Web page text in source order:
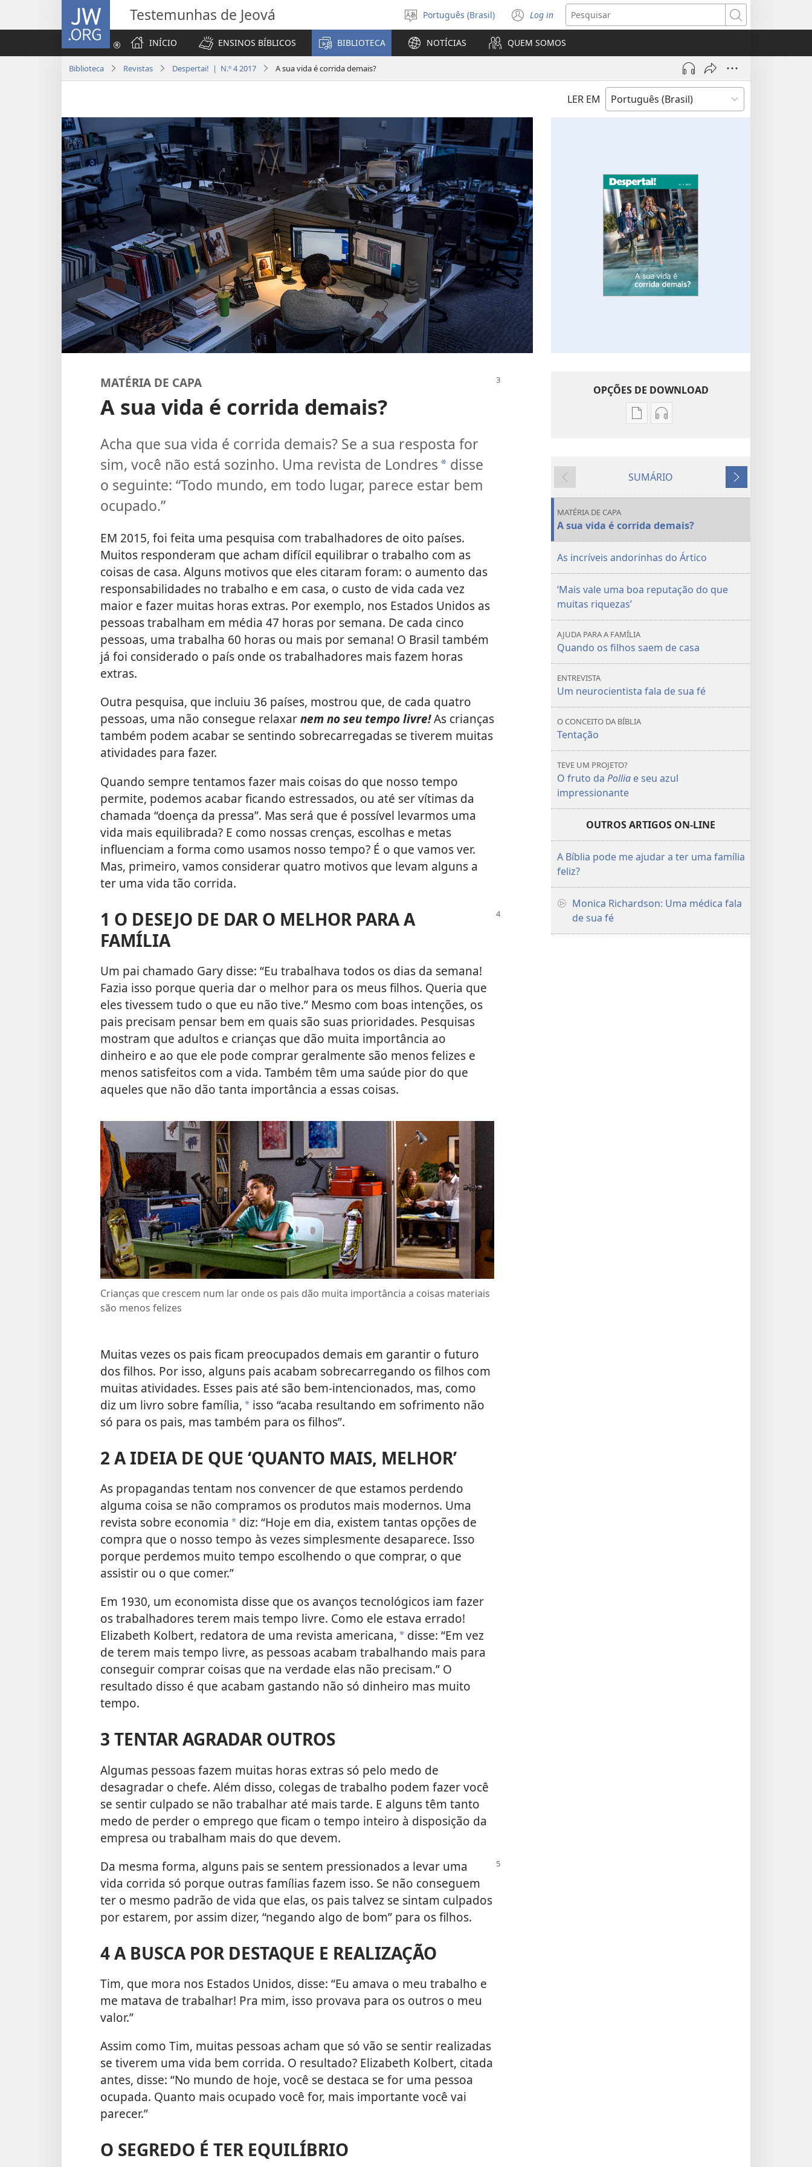
JW.ORG Testemunhas de Jeová
Selecione
o
idioma
Português (Brasil) Log in
(abre
nova
janela)
Pesquisar
INÍCIO
ENSINOS BÍBLICOS BIBLIOTECA NOTÍCIAS QUEM SOMOS
Biblioteca Revistas Despertai! | N.º 4 2017 A sua vida é corrida demais?
LER EM
MATÉRIA DE CAPA
A sua vida é corrida demais?
Acha que sua vida é corrida demais? Se a sua resposta for
sim, você não está sozinho. Uma revista de Londres * disse
o seguinte: “Todo mundo, em todo lugar, parece estar bem
ocupado.”
EM 2015, foi feita uma pesquisa com trabalhadores de oito países.
Muitos responderam que acham difícil equilibrar o trabalho com as
coisas de casa. Alguns motivos que eles citaram foram: o aumento das
responsabilidades no trabalho e em casa, o custo de vida cada vez
maior e fazer muitas horas extras. Por exemplo, nos Estados Unidos as
pessoas trabalham em média 47 horas por semana. De cada cinco
pessoas, uma trabalha 60 horas ou mais por semana! O Brasil também
já foi considerado o país onde os trabalhadores mais fazem horas
extras.
Outra pesquisa, que incluiu 36 países, mostrou que, de cada quatro
pessoas, uma não consegue relaxarnem no seu tempo livre!As crianças
também podem acabar se sentindo sobrecarregadas se tiverem muitas
atividades para fazer.
Quando sempre tentamos fazer mais coisas do que nosso tempo
permite, podemos acabar ficando estressados, ou até ser vítimas da
chamada “doença da pressa”. Mas será que é possível levarmos uma
vida mais equilibrada? E como nossas crenças, escolhas e metas
influenciam a forma como usamos nosso tempo? É o que vamos ver.
Mas, primeiro, vamos considerar quatro motivos que levam alguns a
ter uma vida tão corrida.
1 O DESEJO DE DAR O MELHOR PARA A
FAMÍLIA
Um pai chamado Gary disse: “Eu trabalhava todos os dias da semana!
Fazia isso porque queria dar o melhor para os meus filhos. Queria que
eles tivessem tudo o que eu não tive.” Mesmo com boas intenções, os
pais precisam pensar bem em quais são suas prioridades. Pesquisas
mostram que adultos e crianças que dão muita importância ao
dinheiro e ao que ele pode comprar geralmente são menos felizes e
menos satisfeitos com a vida. Também têm uma saúde pior do que
aqueles que não dão tanta importância a essas coisas.
Crianças que crescem num lar onde os pais dão muita importância a coisas materiais
são menos felizes
Muitas vezes os pais ficam preocupados demais em garantir o futuro
dos filhos. Por isso, alguns pais acabam sobrecarregando os filhos com
muitas atividades. Esses pais até são bem-intencionados, mas, como
diz um livro sobre família, * isso “acaba resultando em sofrimento não
só para os pais, mas também para os filhos”.
2 A IDEIA DE QUE ‘QUANTO MAIS, MELHOR’
As propagandas tentam nos convencer de que estamos perdendo
alguma coisa se não compramos os produtos mais modernos. Uma
revista sobre economia * diz: “Hoje em dia, existem tantas opções de
compra que o nosso tempo às vezes simplesmente desaparece. Isso
porque perdemos muito tempo escolhendo o que comprar, o que
assistir ou o que comer.”
Em 1930, um economista disse que os avanços tecnológicos iam fazer
os trabalhadores terem mais tempo livre. Como ele estava errado!
Elizabeth Kolbert, redatora de uma revista americana, * disse: “Em vez
de terem mais tempo livre, as pessoas acabam trabalhando mais para
conseguir comprar coisas que na verdade elas não precisam.” O
resultado disso é que acabam gastando não só dinheiro mas muito
tempo.
3 TENTAR AGRADAR OUTROS
Algumas pessoas fazem muitas horas extras só pelo medo de
desagradar o chefe. Além disso, colegas de trabalho podem fazer você
se sentir culpado se não trabalhar até mais tarde. E alguns têm tanto
medo de perder o emprego que ficam o tempo inteiro à disposição da
empresa ou trabalham mais do que devem.
Da mesma forma, alguns pais se sentem pressionados a levar uma
vida corrida só porque outras famílias fazem isso. Se não conseguem
ter o mesmo padrão de vida que elas, os pais talvez se sintam culpados
por estarem, por assim dizer, “negando algo de bom” para os filhos.
4 A BUSCA POR DESTAQUE E REALIZAÇÃO
Tim, que mora nos Estados Unidos, disse: “Eu amava o meu trabalho e
me matava de trabalhar! Pra mim, isso provava para os outros o meu
valor.”
Assim como Tim, muitas pessoas acham que só vão se sentir realizadas
se tiverem uma vida bem corrida. O resultado? Elizabeth Kolbert, citada
antes, disse: “No mundo de hoje, você se destaca se for uma pessoa
ocupada. Quanto mais ocupado você for, mais importante você vai
parecer.”
O SEGREDO É TER EQUILÍBRIO
OPÇÕES DE DOWNLOAD
Opções
publicações
sua
é
corrida
Opções
áudio
sua
corrida
Anterior
SUMÁRIO
Próximo
MATÉRIA DE CAPA
A sua vida é corrida demais?
As incríveis andorinhas do Ártico
‘Mais vale uma boa reputação do que
muitas riquezas’
AJUDA PARA A FAMÍLIA
Quando os filhos saem de casa
ENTREVISTA
Um neurocientista fala de sua fé
O CONCEITO DA BÍBLIA
Tentação
TEVE UM PROJETO?
O fruto da Pollia e seu azul
impressionante
OUTROS ARTIGOS ON-LINE
A Bíblia pode me ajudar a ter uma família
feliz?
Monica Richardson: Uma médica fala
de sua fé